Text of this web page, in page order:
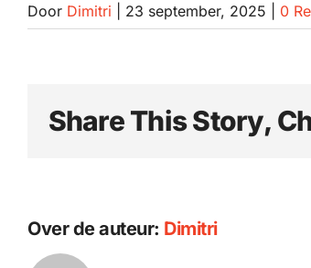
Door Dimitri 23 september, 2025 0
Share This Story,
Over de auteur: Dimitri